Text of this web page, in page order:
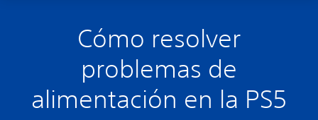
Cómo resolver
problemas de
alimentación en la PS5